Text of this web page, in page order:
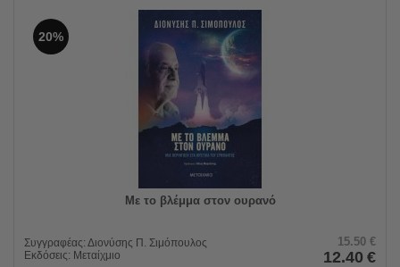
20%
Με το βλέμμα στον ουρανό
Συγγραφέας: Διονύσης Π. Σιμόπουλος
Εκδόσεις: Μεταίχμιο
15.50 €
12.40 €